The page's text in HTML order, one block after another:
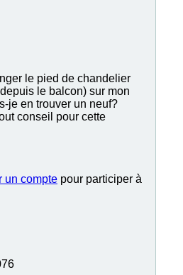
le pied de chandelier
le balcon) sur mon
je en trouver un neuf?
conseil pour cette
un compte pour participer à